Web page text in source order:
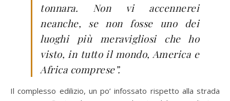
tonnara. Non vi accennerei
neanche, se non fosse uno dei
luoghi più meravigliosi che ho
visto, in tutto il mondo, America e
Africa comprese”.
Il complesso edilizio, un po’ infossato rispetto alla strada